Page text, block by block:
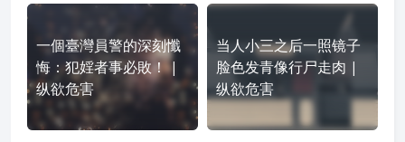
一個臺灣員警的深刻懺
悔：犯婬者事必敗！ |
纵欲危害
当人小三之后一照镜子
脸色发青像行尸走肉 |
纵欲危害